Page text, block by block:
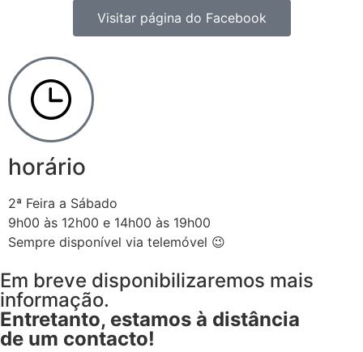
Visitar página do Facebook
horário
2ª Feira a Sábado
9h00 às 12h00 e 14h00 às 19h00
Sempre disponível via telemóvel 😉
Em breve disponibilizaremos mais
informação.
Entretanto, estamos à distância
de um contacto!